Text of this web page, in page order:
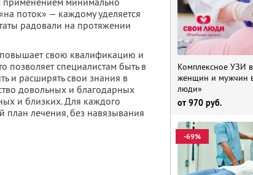
поток» — каждому уделяется
радовали на протяжении
свою квалификацию и
позволяет специалистам быть в
и расширять свои знания в
довольных и благодарных
и близких. Для каждого
план лечения, без навязывания
Комплексное УЗИ
женщин и мужчин
люди»
от 970 руб.
-69%